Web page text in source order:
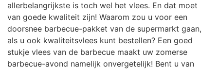
allerbelangrijkste is toch wel het vlees. En dat moet
van goede kwaliteit zijn! Waarom zou u voor een
doorsnee barbecue-pakket van de supermarkt gaan,
als u ook kwaliteitsvlees kunt bestellen? Een goed
stukje vlees van de barbecue maakt uw zomerse
barbecue-avond namelijk onvergetelijk! Bent u van